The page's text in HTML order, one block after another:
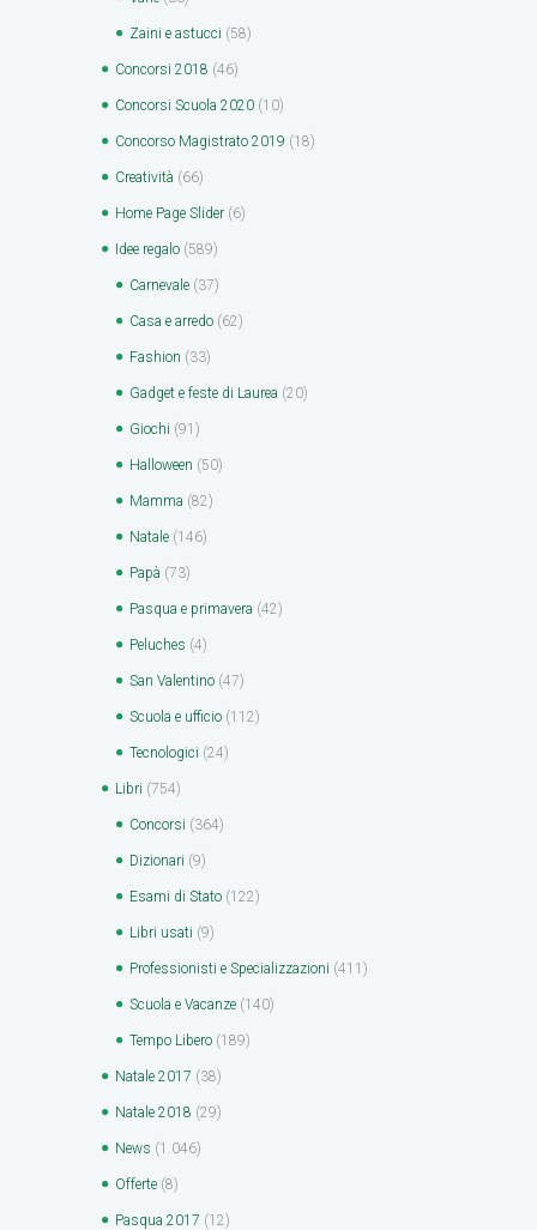
Zaini e astucci (58)
Concorsi 2018 (46)
Concorsi Scuola 2020 (10)
Concorso Magistrato 2019 (18)
Creatività (66)
Home Page Slider (6)
Idee regalo (589)
Carnevale (37)
Casa e arredo (62)
Fashion (33)
Gadget e feste di Laurea (20)
Giochi (91)
Halloween (50)
Mamma (82)
Natale (146)
Papà (73)
Pasqua e primavera (42)
Peluches (4)
San Valentino (47)
Scuola e ufficio (112)
Tecnologici (24)
Libri (754)
Concorsi (364)
Dizionari (9)
Esami di Stato (122)
Libri usati (9)
Professionisti e Specializzazioni (411)
Scuola e Vacanze (140)
Tempo Libero (189)
Natale 2017 (38)
Natale 2018 (29)
News (1.046)
Offerte (8)
Pasqua 2017 (12)